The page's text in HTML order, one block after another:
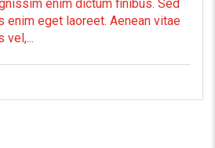
enim dictum finibus. Sed
enim eget laoreet. Aenean vitae
vel,...